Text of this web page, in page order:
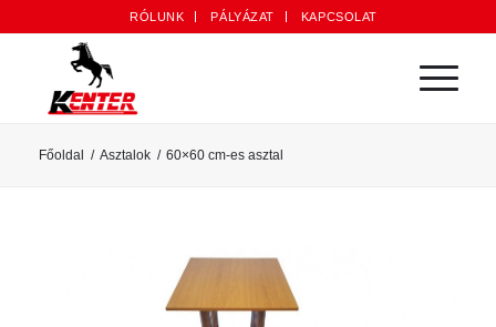
RÓLUNK PÁLYÁZAT KAPCSOLAT
Főoldal / Asztalok / 60×60 cm-es asztal